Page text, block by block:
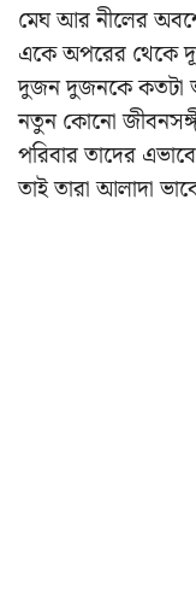
মেঘ আর নীলের
একে অপরের থেকে
দুজন দুজনকে কতটা
নতুন কোনো
পরিবার তাদের
তাই তারা আলাদা